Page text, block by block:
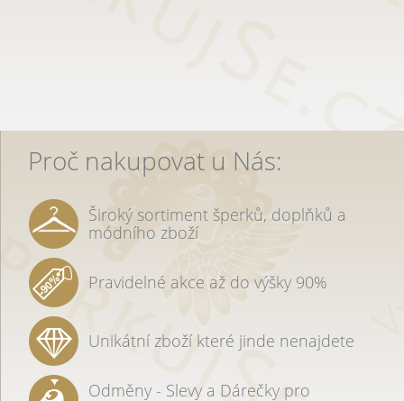
Proč nakupovat u Nás:
Široký sortiment šperků, doplňků a
módního zboží
Pravidelné akce až do výšky 90%
Unikátní zboží které jinde nenajdete
Odměny - Slevy a Dárečky pro